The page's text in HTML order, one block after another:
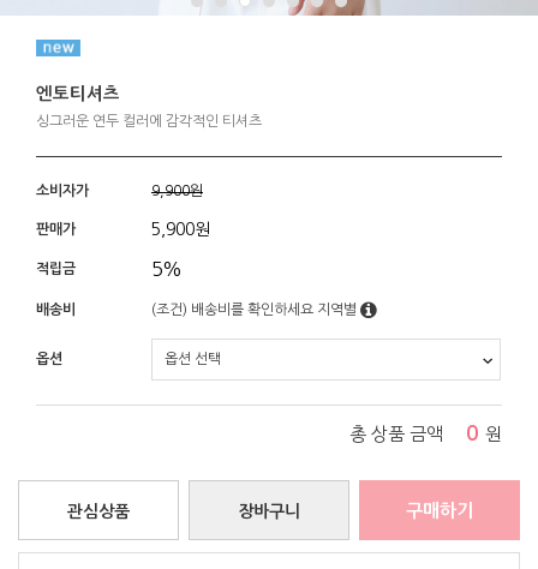
엔토티셔츠
싱그러운 연두 컬러에 감각적인 티셔츠
소비자가 9,900원
판매가 5,900원
적립금 5%
배송비 (조건) 배송비를 확인하세요 지역별
옵션
총 상품 금액 0 원
장바구니
관심상품 구매하기